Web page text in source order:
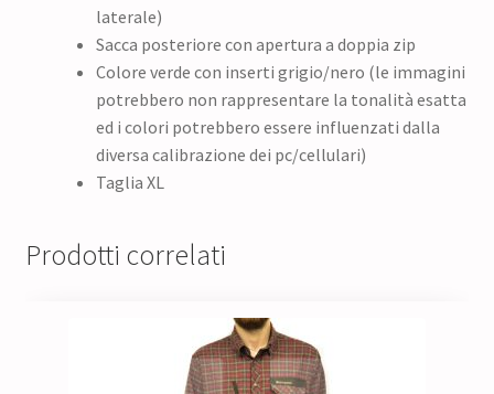
laterale)
Sacca posteriore con apertura a doppia zip
Colore verde con inserti grigio/nero (le immagini
potrebbero non rappresentare la tonalità esatta
ed i colori potrebbero essere influenzati dalla
diversa calibrazione dei pc/cellulari)
Taglia XL
Prodotti correlati